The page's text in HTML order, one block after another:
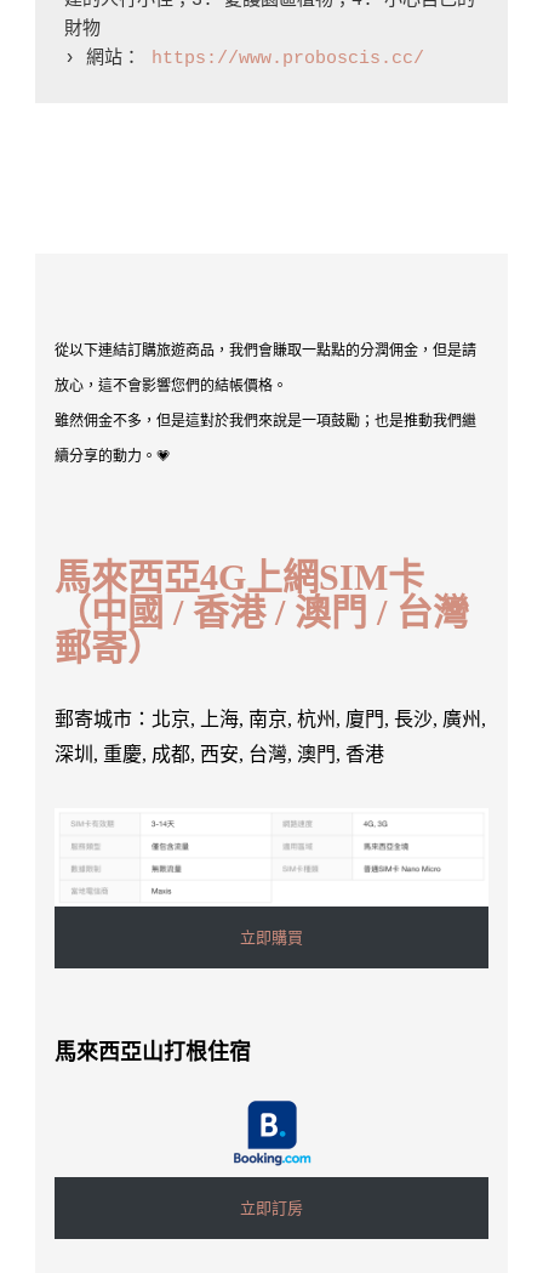
財物
› 網站： https://www.proboscis.cc/
從以下連結訂購旅遊商品，我們會賺取一點點的分潤佣金，但是請
放心，這不會影響您們的結帳價格。
雖然佣金不多，但是這對於我們來說是一項鼓勵；也是推動我們繼
續分享的動力。💗
馬來西亞4G上網SIM卡
（中國 / 香港 / 澳門 / 台灣
郵寄）
郵寄城市：北京, 上海, 南京, 杭州, 廈門, 長沙, 廣州,
深圳, 重慶, 成都, 西安, 台灣, 澳門, 香港
立即購買
馬來西亞山打根住宿
立即訂房